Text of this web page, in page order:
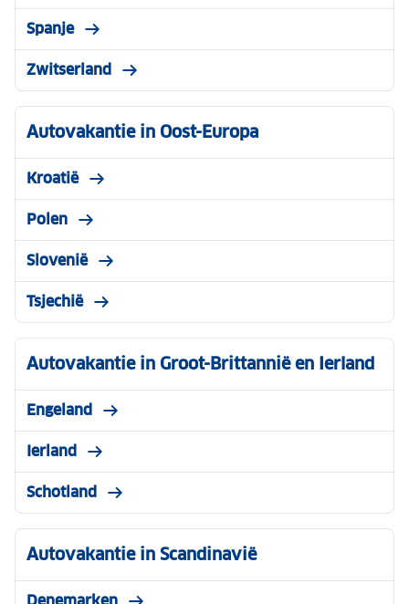
Spanje
Zwitserland
Autovakantie in Oost-Europa
Kroatië
Polen
Slovenië
Tsjechië
Autovakantie in Groot-Brittannië en Ierland
Engeland
Ierland
Schotland
Autovakantie in Scandinavië